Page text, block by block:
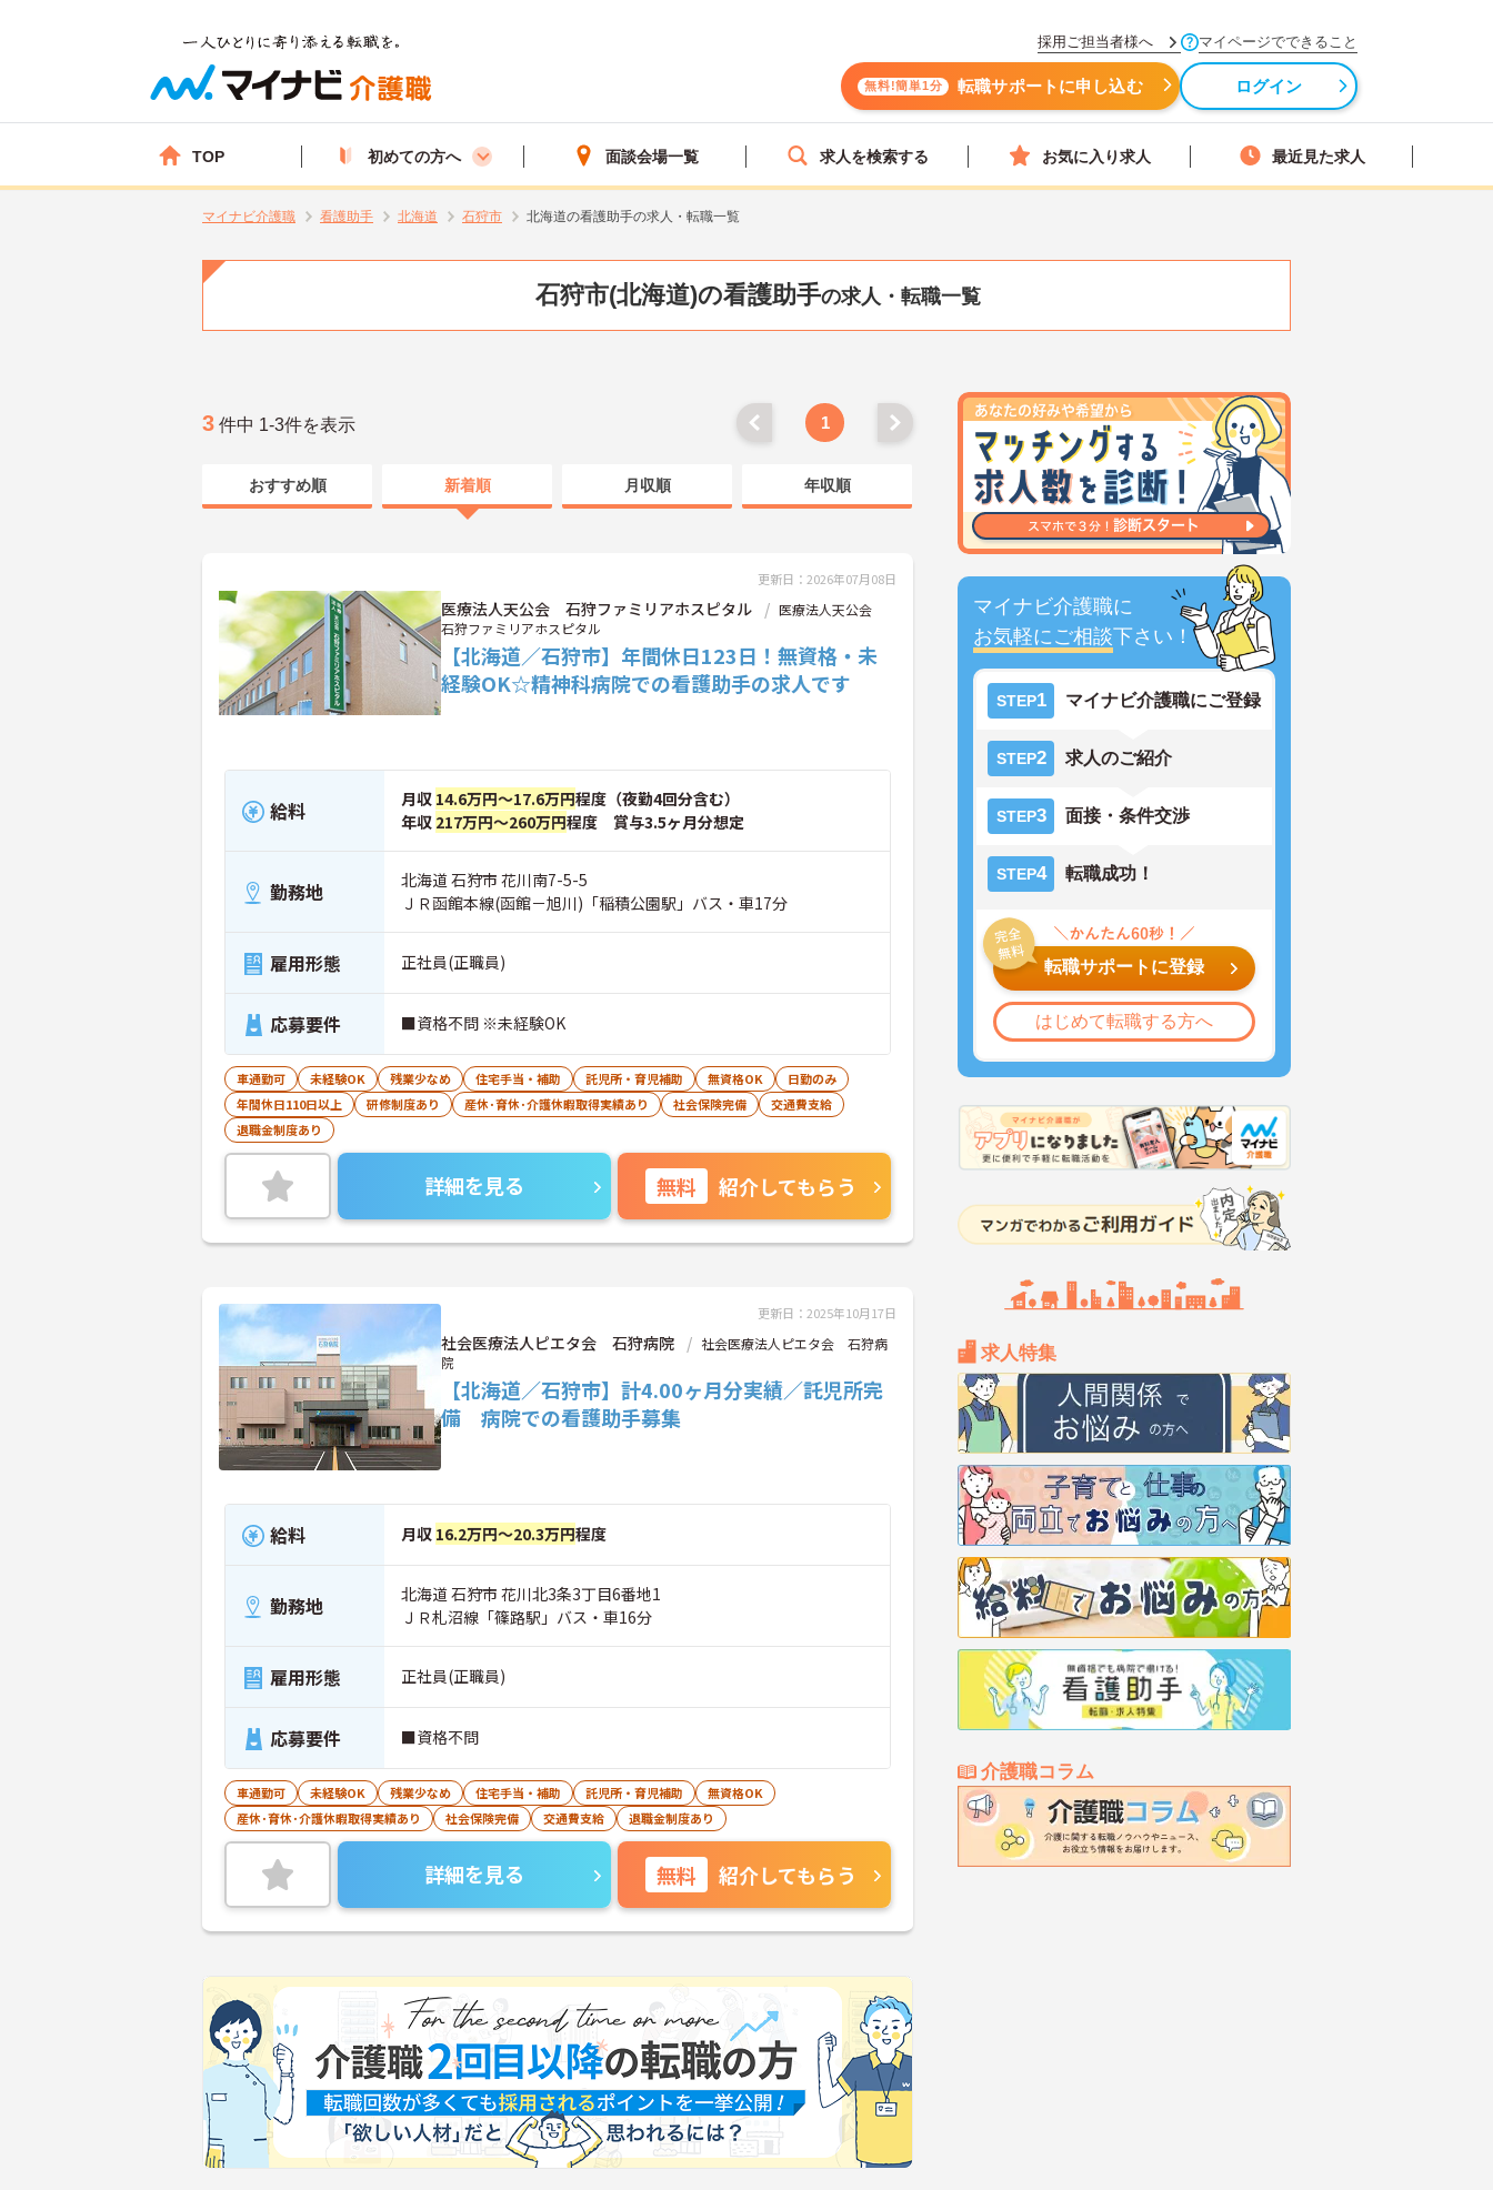
採用ご担当者様へ マイページでできること
無料!簡単1分 転職サポートに申し込む ログイン
TOP 初めての方へ 面談会場一覧 求人を検索する お気に入り求人 最近見た求人
マイナビ介護職 看護助手 北海道 石狩市 北海道の看護助手の求人・転職一覧
石狩市(北海道)の看護助手の求人・転職一覧
マイナビ介護職に
お気軽にご相談下さい！
STEP1 マイナビ介護職にご登録
STEP2 求人のご紹介
STEP3 面接・条件交渉
STEP4 転職成功！
転職サポートに登録
はじめて転職する方へ
求人特集
介護職コラム
3 件中 1-3件を表示 1
おすすめ順 新着順 月収順 年収順
更新日：2026年07月08日
医療法人天公会 石狩ファミリアホスピタル
医療法人天公会
石狩ファミリアホスピタル
【北海道／石狩市】年間休日123日！無資格・未
経験OK☆精神科病院での看護助手の求人です
給料 月収 14.6万円～17.6万円程度（夜勤4回分含む）
年収 217万円～260万円程度 賞与3.5ヶ月分想定
勤務地
北海道 石狩市 花川南7-5-5
ＪＲ函館本線(函館－旭川)「稲積公園駅」バス・車17分
雇用形態 正社員(正職員)
応募要件 ■資格不問 ※未経験OK
車通勤可 未経験OK 残業少なめ 住宅手当・補助 託児所・育児補助 無資格OK
日勤のみ
年間休日110日以上
研修制度あり 産休･育休･介護休暇取得実績あり 社会保険完備
交通費支給
退職金制度あり
詳細を見る 無料 紹介してもらう
更新日：2025年10月17日
社会医療法人ピエタ会 石狩病院
社会医療法人ピエタ会 石狩病
院
【北海道／石狩市】計4.00ヶ月分実績／託児所完
備 病院での看護助手募集
給料 月収 16.2万円～20.3万円程度
勤務地
北海道 石狩市 花川北3条3丁目6番地1
ＪＲ札沼線「篠路駅」バス・車16分
雇用形態 正社員(正職員)
応募要件 ■資格不問
車通勤可 未経験OK 残業少なめ 住宅手当・補助 託児所・育児補助
無資格OK
産休･育休･介護休暇取得実績あり
社会保険完備 交通費支給 退職金制度あり
詳細を見る 無料 紹介してもらう